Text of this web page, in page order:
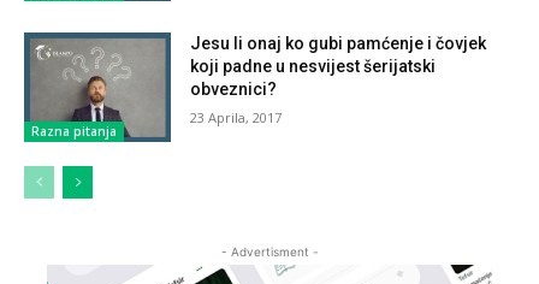
Razna pitanja
Jesu li onaj ko gubi pamćenje i čovjek
koji padne u nesvijest šerijatski
obveznici?
23 Aprila, 2017
- Advertisment -